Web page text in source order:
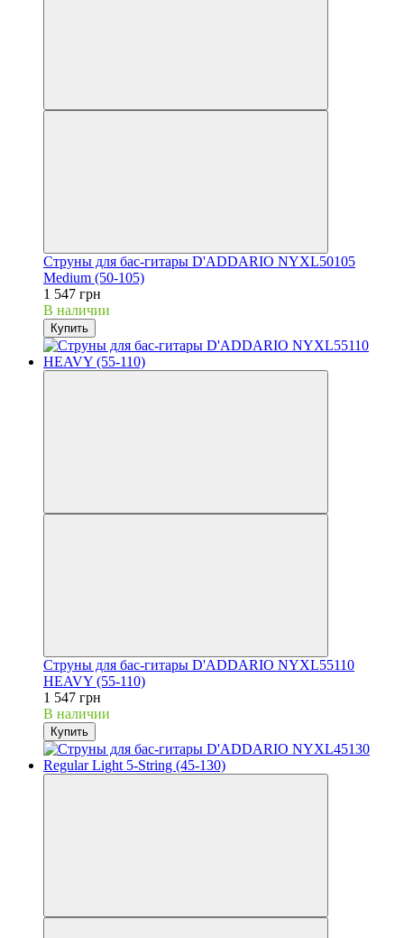
Струны для бас-гитары D'ADDARIO NYXL50105
Medium (50-105)
1 547 грн
В наличии
Купить
Струны для бас-гитары D'ADDARIO NYXL55110
HEAVY (55-110)
1 547 грн
В наличии
Купить